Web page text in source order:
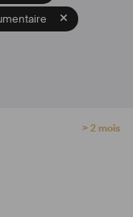
> 2 mois